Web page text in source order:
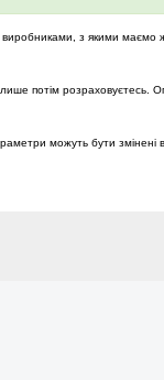
з якими маємо
потім розраховуєтесь.
можуть бути змінені